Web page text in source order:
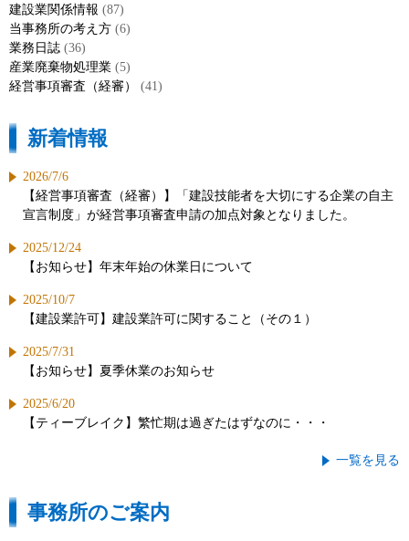
建設業関係情報 (87)
当事務所の考え方 (6)
業務日誌 (36)
産業廃棄物処理業 (5)
経営事項審査（経審）
(41)
新着情報
2026/7/6
【経営事項審査（経審）】「建設技能者を大切にする企業の自主
宣言制度」が経営事項審査申請の加点対象となりました。
2025/12/24
【お知らせ】年末年始の休業日について
2025/10/7
【建設業許可】建設業許可に関すること（その１）
2025/7/31
【お知らせ】夏季休業のお知らせ
2025/6/20
【ティーブレイク】繁忙期は過ぎたはずなのに・・・
一覧を見る
事務所のご案内